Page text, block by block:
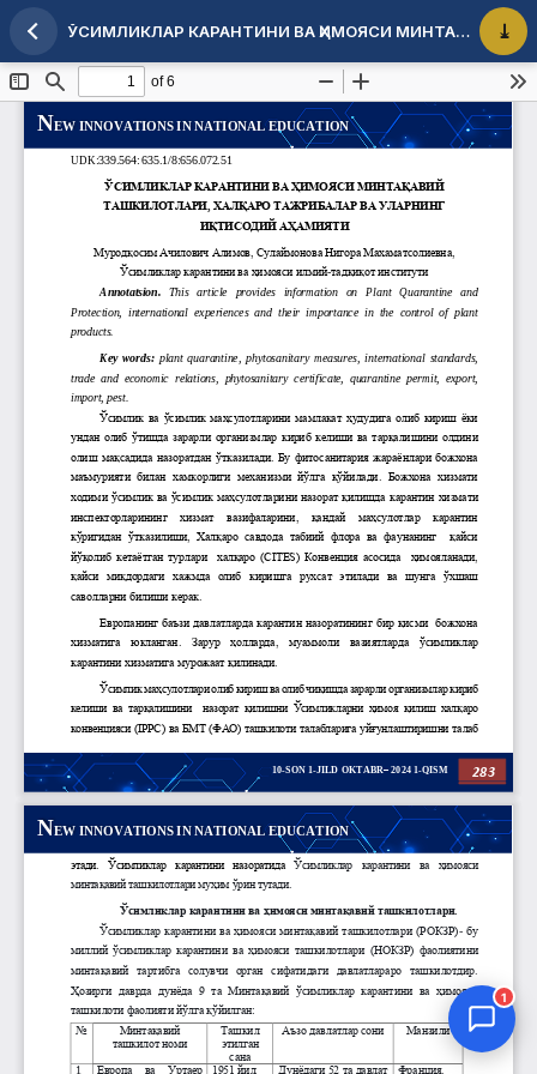
Maqola tafsilotlariga qaytish ЎСИМЛИКЛАР КАРАНТИНИ ВА ҲИМОЯСИ МИНТАҚАВИЙ ТАШКИЛОТЛАРИ, ХАЛҚАРО ТАЖРИБАЛАР ВА УЛАРНИНГ ИҚТИСОДИЙ АҲАМИЯТИ
1
Onlayn